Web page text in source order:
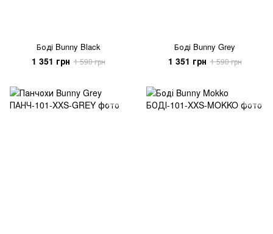
Боді Bunny Black
1 351 грн 1 590 грн
Боді Bunny Grey
1 351 грн 1 590 грн